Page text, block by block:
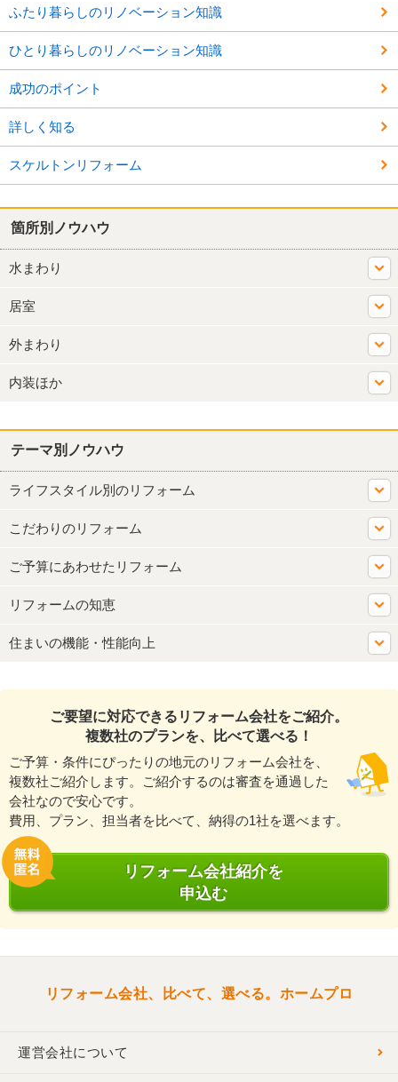
ふたり暮らしのリノベーション知識
ひとり暮らしのリノベーション知識
成功のポイント
詳しく知る
スケルトンリフォーム
箇所別ノウハウ
水まわり
居室
外まわり
内装ほか
テーマ別ノウハウ
ライフスタイル別のリフォーム
こだわりのリフォーム
ご予算にあわせたリフォーム
リフォームの知恵
住まいの機能・性能向上
ご要望に対応できるリフォーム会社をご紹介。
複数社のプランを、比べて選べる！
ご予算・条件にぴったりの地元のリフォーム会社を、
複数社ご紹介します。ご紹介するのは審査を通過した
会社なので安心です。
費用、プラン、担当者を比べて、納得の1社を選べます。
リフォーム会社紹介を
申込む
リフォーム会社、比べて、選べる。ホームプロ
運営会社について